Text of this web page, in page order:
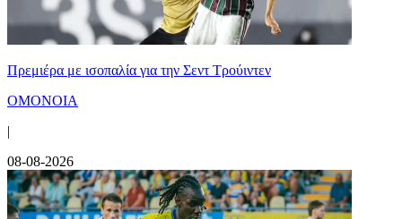
Πρεμιέρα με ισοπαλία για την Σεντ Τρούιντεν
ΟΜΟΝΟΙΑ
|
08-08-2026